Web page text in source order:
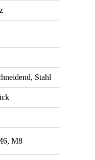
Stahl
M8